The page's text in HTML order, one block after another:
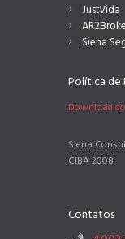
JustVida
Siena
Política de
Download
Siena
CIBA 2008
Contatos